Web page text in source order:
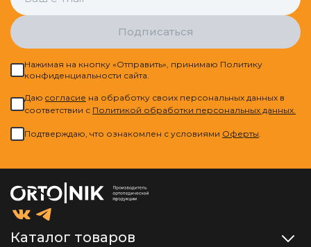
Подписаться
Нажимая на кнопку «Отправить», принимаю Политику
конфиденциальности сайта.
Даю cогласие на обработку своих персональных данных в
соответствии с Политикой обработки персональных данных.
Подтверждаю, что ознакомлен с условиями Оферты
Каталог товаров